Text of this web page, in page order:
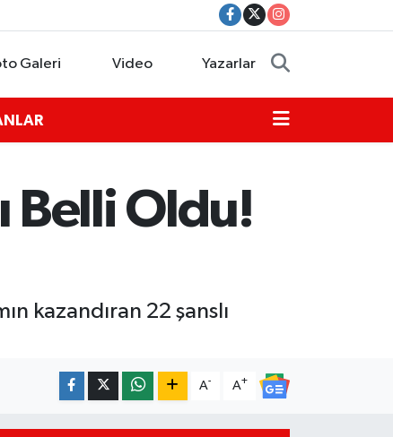
Galeri Video Yazarlar
Belli Oldu!
kazandıran 22 şanslı
A- A+